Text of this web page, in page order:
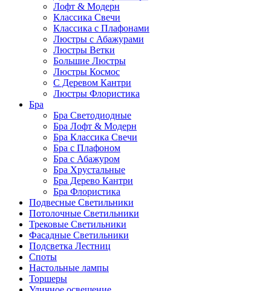
Лофт & Модерн
Классика Свечи
Классика с Плафонами
Люстры с Абажурами
Люстры Ветки
Большие Люстры
Люстры Космос
С Деревом Кантри
Люстры Флористика
Бра
Бра Светодиодные
Бра Лофт & Модерн
Бра Классика Свечи
Бра с Плафоном
Бра с Абажуром
Бра Хрустальные
Бра Дерево Кантри
Бра Флористика
Подвесные Светильники
Потолочные Светильники
Трековые Светильники
Фасадные Светильники
Подсветка Лестниц
Споты
Настольные лампы
Торшеры